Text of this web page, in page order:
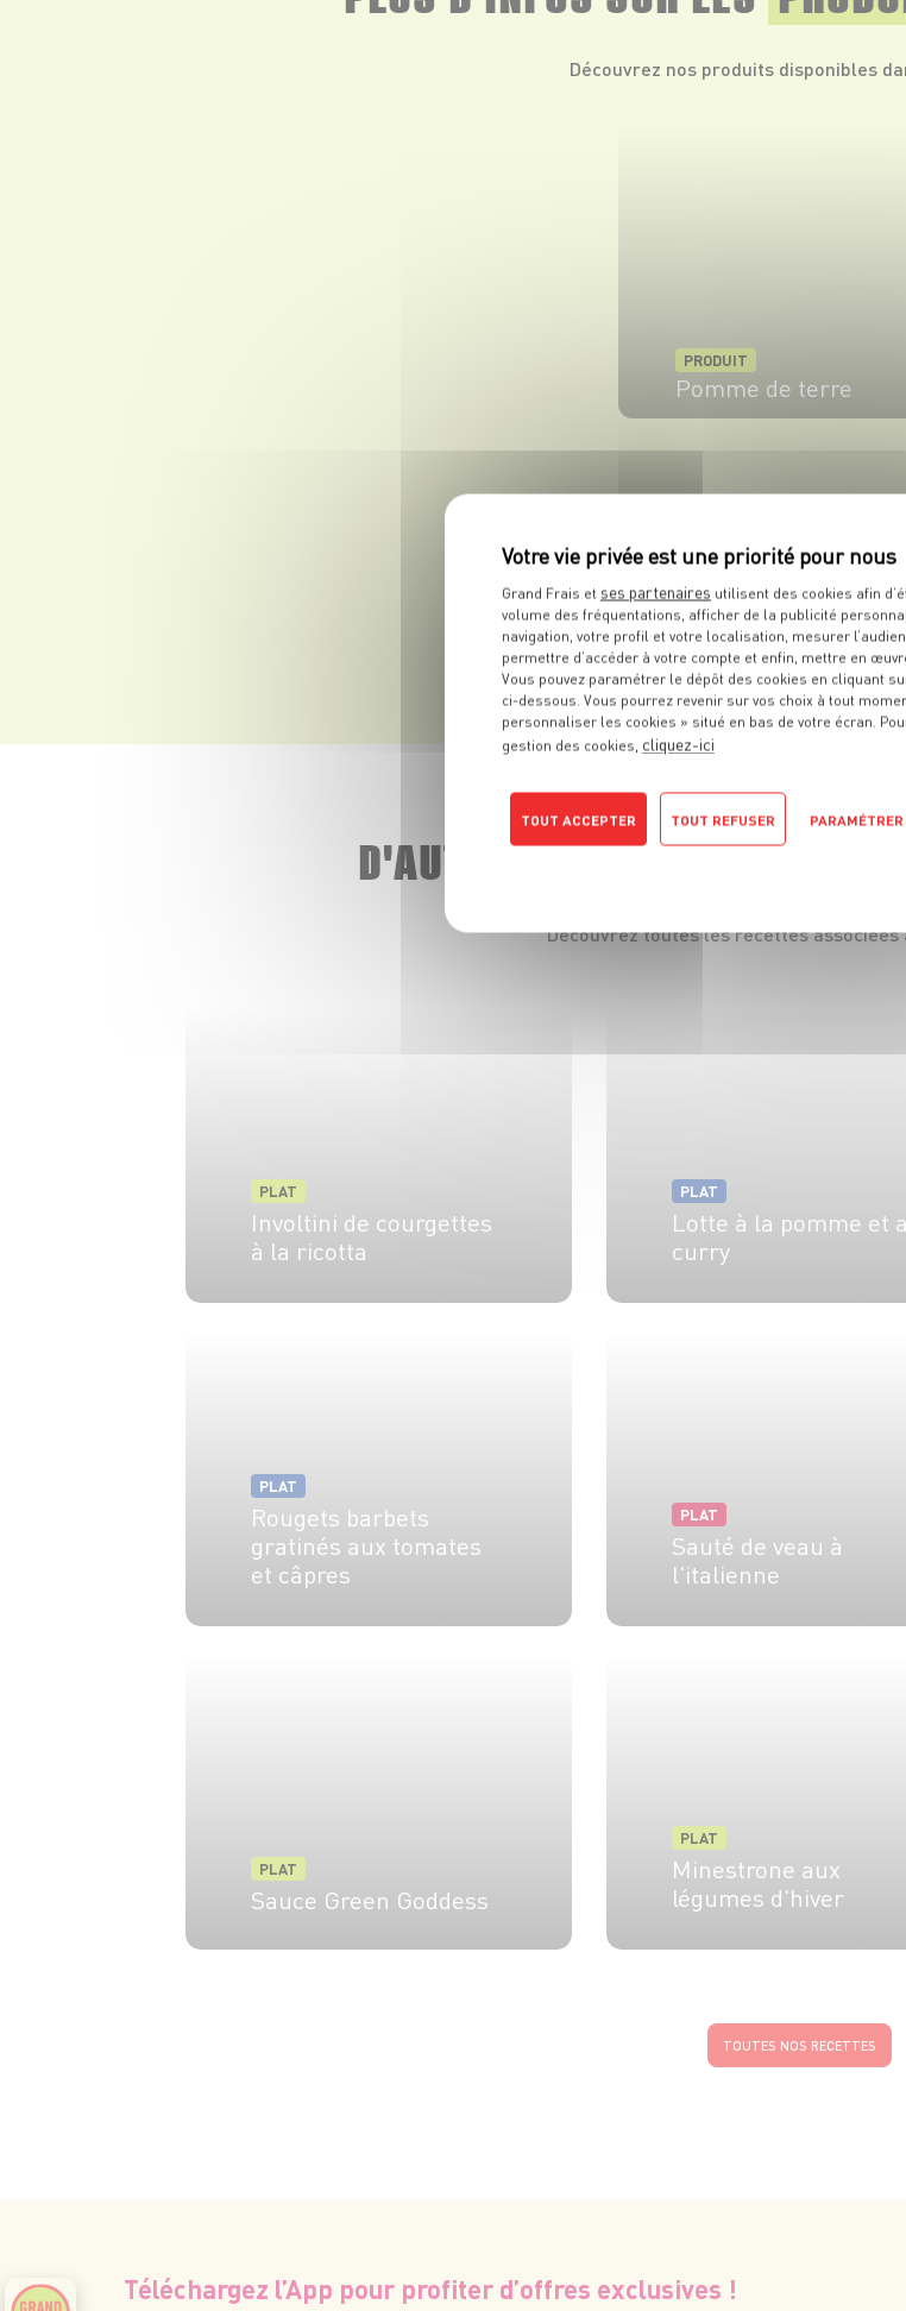
Découvrez nos produits disponibles
PRODUIT
Pomme de terre
PRODUIT
Huile d'olive
VOIR LE PRODUIT
D'AUTRESRECETTESQUE
Découvrez toutes les recettes associées
PLAT
Involtini de courgettes
à la ricotta
PLAT
Lotte à la pomme et
curry
PLAT
Rougets barbets
gratinés aux tomates
et câpres
PLAT
Sauté de veau à
l'italienne
PLAT
Sauce Green Goddess
PLAT
Minestrone aux
légumes d'hiver
TOUTES NOS RECETTES
Téléchargez l’App pour profiter d’offres exclusives !
Grand Frais et ses partenaires utilisent des cookies afin
volume des fréquentations, afficher de la publicité
navigation, votre profil et votre localisation, mesurer
permettre d’accéder à votre compte et enfin, mettre en
Vous pouvez paramétrer le dépôt des cookies en cliquant
ci-dessous. Vous pourrez revenir sur vos choix à tout
personnaliser les cookies » situé en bas de votre écran.
gestion des cookies, cliquez-ici
TOUT ACCEPTER TOUT REFUSER